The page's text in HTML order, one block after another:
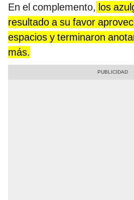
En el complemento, los
resultado a su favor
espacios y terminaron
más.